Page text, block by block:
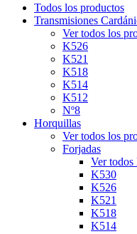
Todos los productos
Transmisiones
Ver todos los
K526
K521
K518
K514
K512
Nº8
Horquillas
Ver todos los
Forjadas
Ver todos
K530
K526
K521
K518
K514